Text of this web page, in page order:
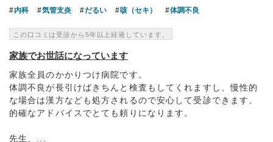
内科 気管支炎 だるい 咳（セキ） 体調不良
この口コミは受診から5年以上経過しています。
家族でお世話になっています
家族全員のかかりつけ病院です。
体調不良が長引けばきちんと検査もしてくれますし、慢性的
な場合は漢方なども処方されるので安心して受診できます。
的確なアドバイスでとても頼りになります。
先生、...